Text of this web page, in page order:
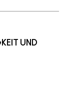
UND